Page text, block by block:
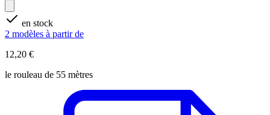
en stock
2 modèles à partir de
12,20 €
le rouleau de 55 mètres